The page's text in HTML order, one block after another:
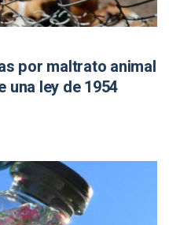
por maltrato animal
una ley de 1954